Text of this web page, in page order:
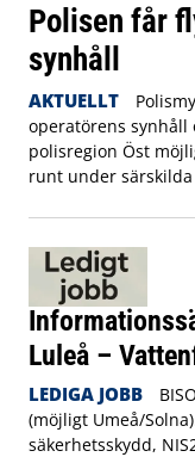
Polisen får
synhåll
AKTUELLT
operatörens synhåll
polisregion Öst
runt under
Luleå –
LEDIGA JOBB
(möjligt Umeå/
säkerhetsskydd,